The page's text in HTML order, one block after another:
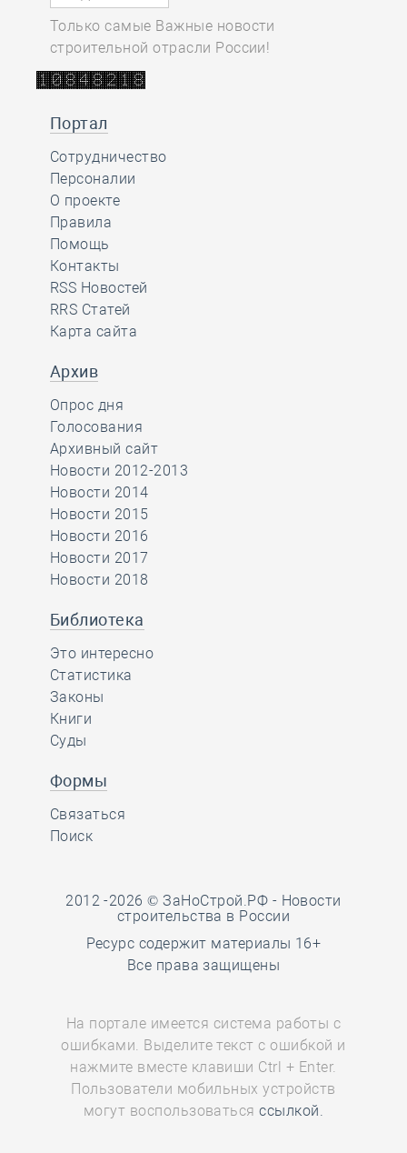
Только самые Важные новости
строительной отрасли России!
Портал
Сотрудничество
Персоналии
О проекте
Правила
Помощь
Контакты
RSS Новостей
RRS Статей
Карта сайта
Архив
Опрос дня
Голосования
Архивный сайт
Новости 2012-2013
Новости 2014
Новости 2015
Новости 2016
Новости 2017
Новости 2018
Библиотека
Это интересно
Статистика
Законы
Книги
Суды
Формы
Связаться
Поиск
2012 -2026 © ЗаНоСтрой.РФ - Новости
строительства в России
Ресурс содержит материалы 16+
Все права защищены
На портале имеется система работы с
ошибками. Выделите текст с ошибкой и
нажмите вместе клавиши Ctrl + Enter.
Пользователи мобильных устройств
могут воспользоватьсяссылкой.